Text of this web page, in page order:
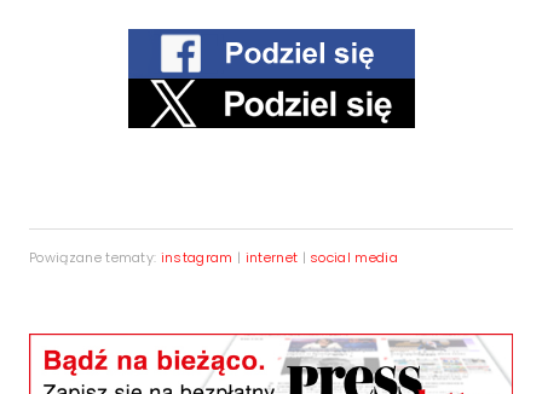
Powiązane tematy: instagram | internet | social media